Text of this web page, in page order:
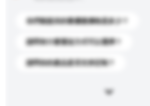
你們能提供的最優惠價格是多少？
請問有什麼運送方式可以選擇？
請問你的產品是否支持定制？